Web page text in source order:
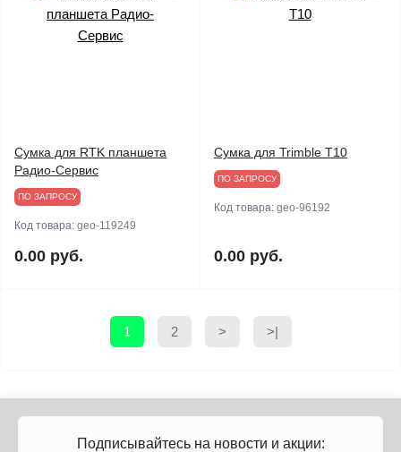
Сумка для RTK планшета
Радио-Сервис
ПО ЗАПРОСУ
Код товара: geo-119249
0.00 руб.
Сумка для Trimble T10
ПО ЗАПРОСУ
Код товара: geo-96192
0.00 руб.
1 2 > >|
Подписывайтесь на новости и акции: